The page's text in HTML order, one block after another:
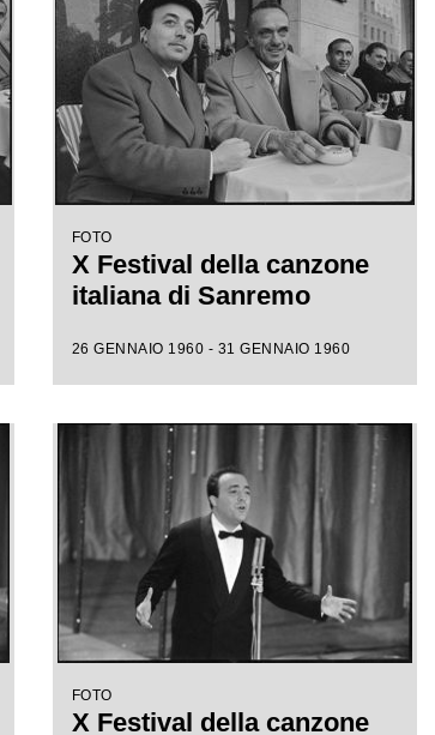
FOTO
X Festival della canzone
italiana di Sanremo
26 GENNAIO 1960 - 31 GENNAIO 1960
FOTO
X Festival della canzone